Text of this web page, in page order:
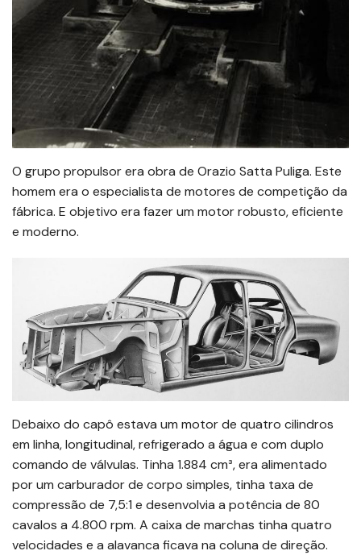
O grupo propulsor era obra de Orazio Satta Puliga. Este
homem era o especialista de motores de competição da
fábrica. E objetivo era fazer um motor robusto, eficiente
e moderno.
Debaixo do capô estava um motor de quatro cilindros
em linha, longitudinal, refrigerado a água e com duplo
comando de válvulas. Tinha 1.884 cm³, era alimentado
por um carburador de corpo simples, tinha taxa de
compressão de 7,5:1 e desenvolvia a potência de 80
cavalos a 4.800 rpm. A caixa de marchas tinha quatro
velocidades e a alavanca ficava na coluna de direção.